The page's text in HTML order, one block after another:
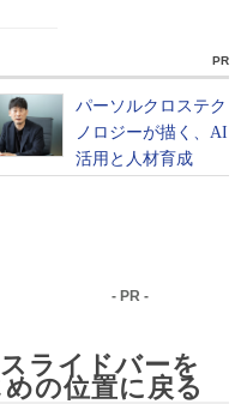
PR
- PR -
ライドバーを
の位置に戻る